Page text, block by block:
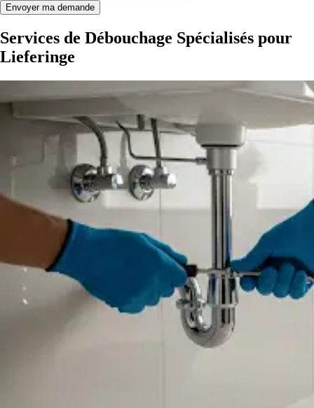
Envoyer ma demande
Services de Débouchage Spécialisés pour
Lieferinge